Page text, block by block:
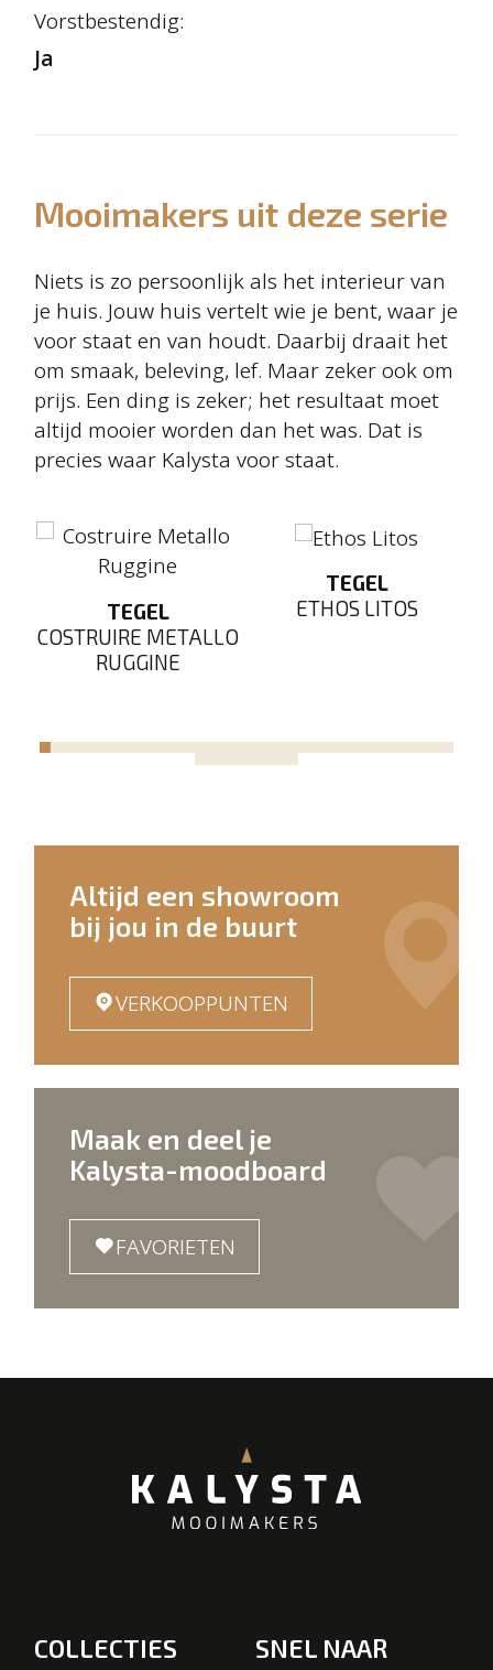
Vorstbestendig:
Ja
Mooimakers uit deze serie
Niets is zo persoonlijk als het interieur van
je huis. Jouw huis vertelt wie je bent, waar je
voor staat en van houdt. Daarbij draait het
om smaak, beleving, lef. Maar zeker ook om
prijs. Een ding is zeker; het resultaat moet
altijd mooier worden dan het was. Dat is
precies waar Kalysta voor staat.
TEGEL
COSTRUIRE METALLO
RUGGINE
TEGEL
ETHOS LITOS
Altijd een showroom
bij jou in de buurt
VERKOOPPUNTEN
Maak en deel je
Kalysta-moodboard
FAVORIETEN
COLLECTIES SNEL NAAR